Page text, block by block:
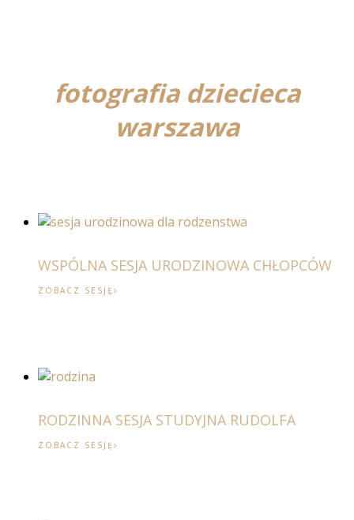
fotografia dziecieca
warszawa
WSPÓLNA SESJA URODZINOWA CHŁOPCÓW
ZOBACZ SESJĘ
RODZINNA SESJA STUDYJNA RUDOLFA
ZOBACZ SESJĘ